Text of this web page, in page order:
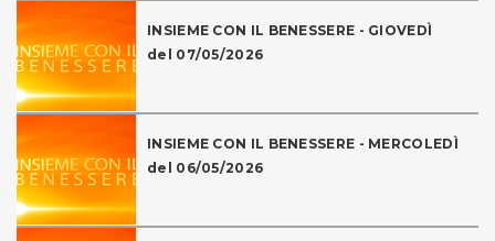
INSIEME CON IL BENESSERE - GIOVEDÌ
del 07/05/2026
INSIEME CON IL BENESSERE - MERCOLEDÌ
del 06/05/2026